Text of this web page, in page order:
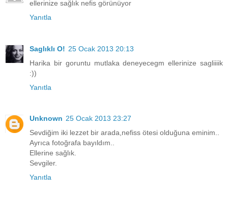
ellerinize sağlık nefis görünüyor
Yanıtla
Saglıklı O! 25 Ocak 2013 20:13
Harika bir goruntu mutlaka deneyecegm ellerinize sagliiiik
:))
Yanıtla
Unknown 25 Ocak 2013 23:27
Sevdiğim iki lezzet bir arada,nefiss ötesi olduğuna eminim..
Ayrıca fotoğrafa bayıldım..
Ellerine sağlık.
Sevgiler.
Yanıtla